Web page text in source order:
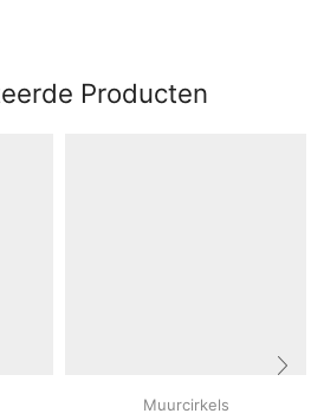
Producten
Muurcirkels